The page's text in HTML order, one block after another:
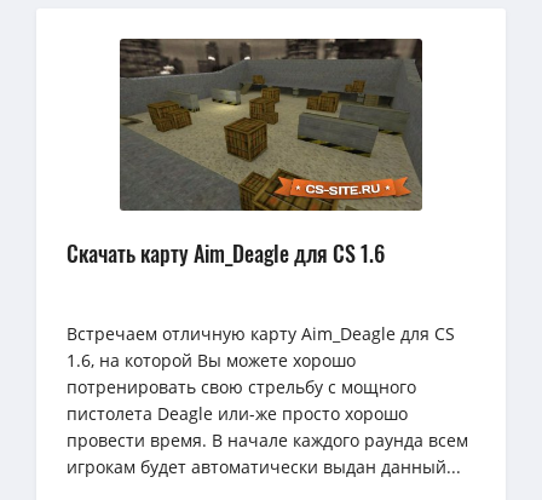
Скачать карту Aim_Deagle для CS 1.6
Встречаем отличную карту Aim_Deagle для CS
1.6, на которой Вы можете хорошо
потренировать свою стрельбу с мощного
пистолета Deagle или-же просто хорошо
провести время. В начале каждого раунда всем
игрокам будет автоматически выдан данный...